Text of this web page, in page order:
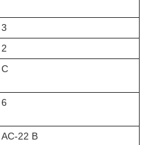
3
2
C
6
AC-22 B